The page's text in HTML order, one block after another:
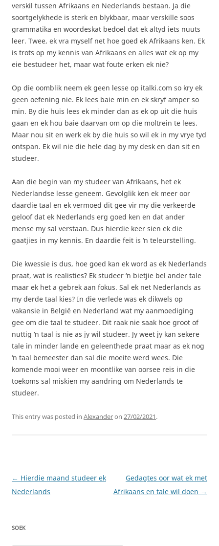
verskil tussen Afrikaans en Nederlands bestaan. Ja die
soortgelykhede is sterk en blykbaar, maar verskille soos
grammatika en woordeskat bedoel dat ek altyd iets nuuts
leer. Twee, ek vra myself net hoe goed ek Afrikaans ken. Ek
is trots op my kennis van Afrikaans en alles wat ek op my
eie bestudeer het, maar wat foute erken ek nie?
Op die oomblik neem ek geen lesse op italki.com so kry ek
geen oefening nie. Ek lees baie min en ek skryf amper so
min. By die huis lees ek minder dan as ek op uit die huis
gaan en ek hou baie daarvan om op die moltrein te lees.
Maar nou sit en werk ek by die huis so wil ek in my vrye tyd
ontspan. Ek wil nie die hele dag by my desk en dan sit en
studeer.
Aan die begin van my studeer van Afrikaans, het ek
Nederlandse lesse geneem. Gevolglik ken ek meer oor
daardie taal en ek vermoed dit gee vir my die verkeerde
geloof dat ek Nederlands erg goed ken en dat ander
mense my sal verstaan. Dus hierdie keer sien ek die
gaatjies in my kennis. En daardie feit is ‘n teleurstelling.
Die kwessie is dus, hoe goed kan ek word as ek Nederlands
praat, wat is realisties? Ek studeer ‘n bietjie bel ander tale
maar ek het a gebrek aan fokus. Sal ek net Nederlands as
my derde taal kies? In die verlede was ek dikwels op
vakansie in België en Nederland wat my aanmoediging
gee om die taal te studeer. Dit raak nie saak hoe groot of
nuttig ‘n taal is nie as jy wil studeer. Jy weet jy kan sekere
tale in minder lande en geleenthede praat maar as ek nog
‘n taal bemeester dan sal die moeite werd wees. Die
komende mooi weer en moontlike van oorsee reis in die
toekoms sal miskien my aandring om Nederlands te
studeer.
This entry was posted in Alexanderon 27/02/2021.
Post
navigation
← Hierdie maand studeer ek
Nederlands
Gedagtes oor wat ek met
Afrikaans en tale wil doen →
SOEK